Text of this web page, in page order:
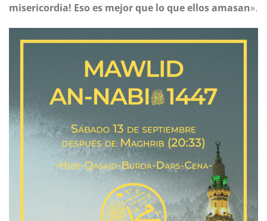
misericordia! Eso es mejor que lo que ellos amasan».